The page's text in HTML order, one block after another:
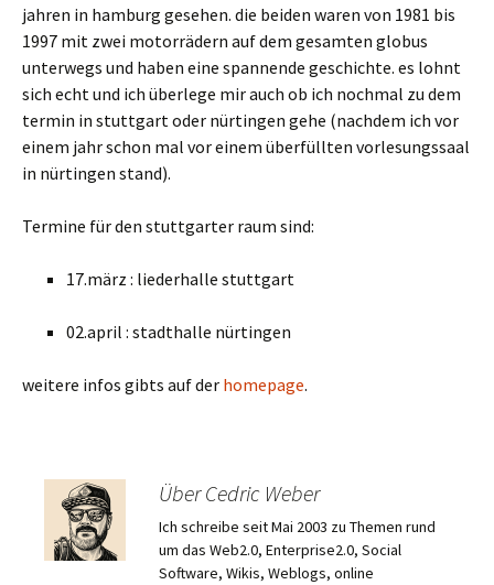
jahren in hamburg gesehen. die beiden waren von 1981 bis
1997 mit zwei motorrädern auf dem gesamten globus
unterwegs und haben eine spannende geschichte. es lohnt
sich echt und ich überlege mir auch ob ich nochmal zu dem
termin in stuttgart oder nürtingen gehe (nachdem ich vor
einem jahr schon mal vor einem überfüllten vorlesungssaal
in nürtingen stand).
Termine für den stuttgarter raum sind:
17.märz : liederhalle stuttgart
02.april : stadthalle nürtingen
weitere infos gibts auf der homepage.
Über Cedric Weber
Ich schreibe seit Mai 2003 zu Themen rund
um das Web2.0, Enterprise2.0, Social
Software, Wikis, Weblogs, online